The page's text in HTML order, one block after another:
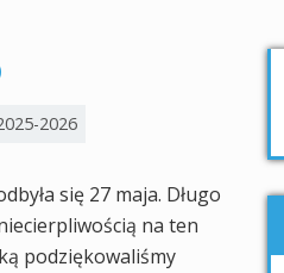
2026
się 27 maja. Długo
na ten
podziękowaliśmy